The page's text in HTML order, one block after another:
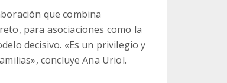
que combina
para asociaciones como la
decisivo. «Es un privilegio y
concluye Ana Uriol.